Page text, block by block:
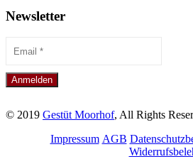
Newsletter
© 2019 Gestüt Moorhof, All Rights
Impressum AGB